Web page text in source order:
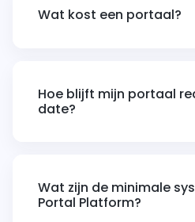
Wat kost een portaal?
Hoe blijft mijn portaal
date?
Wat zijn de minimale
Portal Platform?